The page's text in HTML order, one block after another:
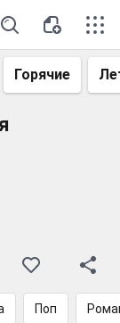
Горячие
Поп